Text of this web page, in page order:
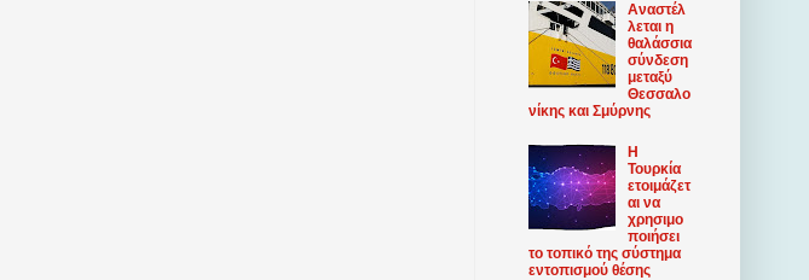
Αναστέλ
λεται η
θαλάσσια
σύνδεση
μεταξύ
Θεσσαλο
νίκης και Σμύρνης
Η
Τουρκία
ετοιμάζετ
αι να
χρησιμο
ποιήσει
το τοπικό της σύστημα
εντοπισμού θέσης